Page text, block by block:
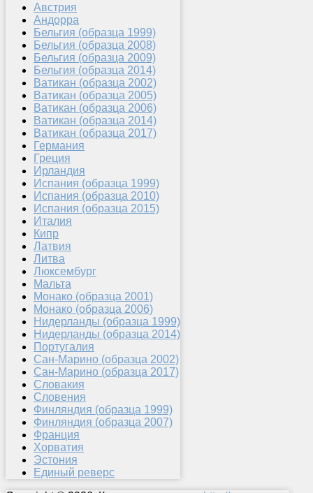
Австрия
Андорра
Бельгия (образца 1999)
Бельгия (образца 2008)
Бельгия (образца 2009)
Бельгия (образца 2014)
Ватикан (образца 2002)
Ватикан (образца 2005)
Ватикан (образца 2006)
Ватикан (образца 2014)
Ватикан (образца 2017)
Германия
Греция
Ирландия
Испания (образца 1999)
Испания (образца 2010)
Испания (образца 2015)
Италия
Кипр
Латвия
Литва
Люксембург
Мальта
Монако (образца 2001)
Монако (образца 2006)
Нидерланды (образца 1999)
Нидерланды (образца 2014)
Португалия
Сан-Марино (образца 2002)
Сан-Марино (образца 2017)
Словакия
Словения
Финляндия (образца 1999)
Финляндия (образца 2007)
Франция
Хорватия
Эстония
Единый реверс